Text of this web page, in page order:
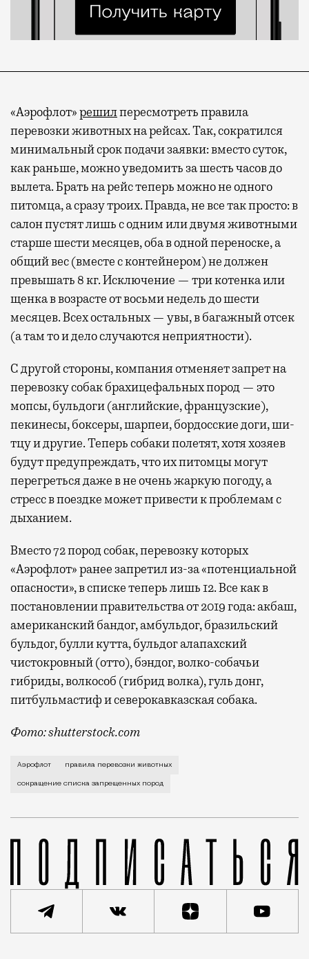
«Аэрофлот»решилпересмотреть правила
перевозки животных на рейсах. Так, сократился
минимальный срок подачи заявки: вместо суток,
как раньше, можно уведомить за шесть часов до
вылета. Брать на рейс теперь можно не одного
питомца, а сразу троих. Правда, не все так просто: в
салон пустят лишь с одним или двумя животными
старше шести месяцев, оба в одной переноске, а
общий вес (вместе с контейнером) не должен
превышать 8 кг. Исключение — три котенка или
щенка в возрасте от восьми недель до шести
месяцев. Всех остальных — увы, в багажный отсек
(а там то и дело случаются неприятности).
С другой стороны, компания отменяет запрет на
перевозку собак брахицефальных пород — это
мопсы, бульдоги (английские, французские),
пекинесы, боксеры, шарпеи, бордосские доги, ши-
тцу и другие. Теперь собаки полетят, хотя хозяев
будут предупреждать, что их питомцы могут
перегреться даже в не очень жаркую погоду, а
стресс в поездке может привести к проблемам с
дыханием.
Вместо 72 пород собак, перевозку которых
«Аэрофлот» ранее запретил из-за «потенциальной
опасности», в списке теперь лишь 12. Все как в
постановлении правительства от 2019 года: акбаш,
американский бандог, амбульдог, бразильский
бульдог, булли кутта, бульдог алапахский
чистокровный (отто), бэндог, волко-собачьи
гибриды, волкособ (гибрид волка), гуль донг,
питбульмастиф и северокавказская собака.
Фото: shutterstock.com
Компания потихоньку, маленькими шажками
Аэрофлот правила перевозки животных
сокращение списка запрещенных пород